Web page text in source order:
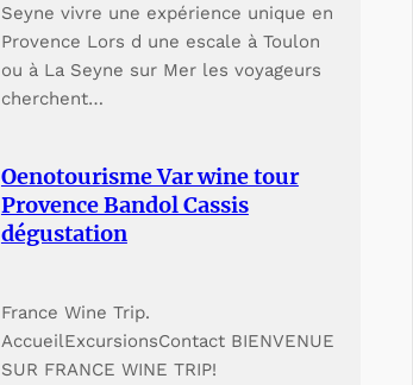
Seyne vivre une expérience unique en
Provence Lors d une escale à Toulon
ou à La Seyne sur Mer les voyageurs
cherchent…
Oenotourisme Var wine tour
Provence Bandol Cassis
dégustation
France Wine Trip.
AccueilExcursionsContact BIENVENUE
SUR FRANCE WINE TRIP!